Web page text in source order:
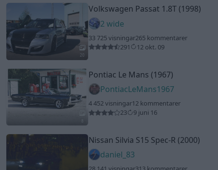
20
Volkswagen Passat 1.8T (1998)
2 wide
33 725 visningar265 kommentarer
291
12 okt. 09
8
Pontiac Le Mans (1967)
PontiacLeMans1967
4 452 visningar12 kommentarer
23
9 juni 16
Nissan Silvia S15 Spec-R (2000)
daniel_83